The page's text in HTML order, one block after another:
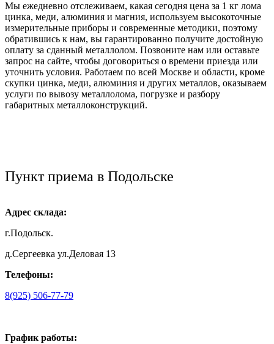
Мы ежедневно отслеживаем, какая сегодня цена за 1 кг лома
цинка, меди, алюминия и магния, используем высокоточные
измерительные приборы и современные методики, поэтому
обратившись к нам, вы гарантированно получите достойную
оплату за сданный металлолом. Позвоните нам или оставьте
запрос на сайте, чтобы договориться о времени приезда или
уточнить условия. Работаем по всей Москве и области, кроме
скупки цинка, меди, алюминия и других металлов, оказываем
услуги по вывозу металлолома, погрузке и разбору
габаритных металлоконструкций.
Пункт приема в Подольске
Адрес склада:
г.Подольск.
д.Сергеевка ул.Деловая 13
Телефоны:
8(925) 506-77-79
График работы: